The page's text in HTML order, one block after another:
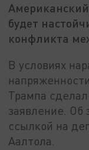
будет
конфликта
В условиях
Трампа
заявление. Об
ссылкой на
Аалтола.